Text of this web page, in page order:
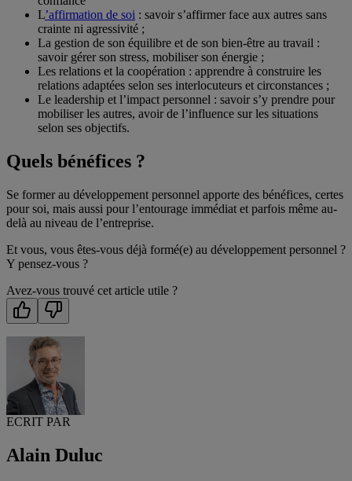
L’affirmation de soi : savoir s’affirmer face aux autres sans
crainte ni agressivité ;
La gestion de son équilibre et de son bien-être au travail :
savoir gérer son stress, mobiliser son énergie ;
Les relations et la coopération : apprendre à construire les
relations adaptées selon ses interlocuteurs et circonstances ;
Le leadership et l’impact personnel : savoir s’y prendre pour
mobiliser les autres, avoir de l’influence sur les situations
selon ses objectifs.
Quels bénéfices ?
Se former au développement personnel apporte des bénéfices, certes
pour soi, mais aussi pour l’entourage immédiat et parfois même au-
delà au niveau de l’entreprise.
Et vous, vous êtes-vous déjà formé(e) au développement personnel ?
Y pensez-vous ?
Avez-vous trouvé cet article utile ?
ECRIT PAR
Alain Duluc